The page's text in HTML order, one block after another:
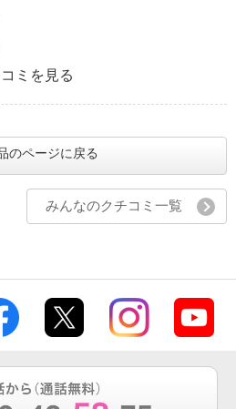
ミを見る
のページに戻る
みんなのクチコミ一覧